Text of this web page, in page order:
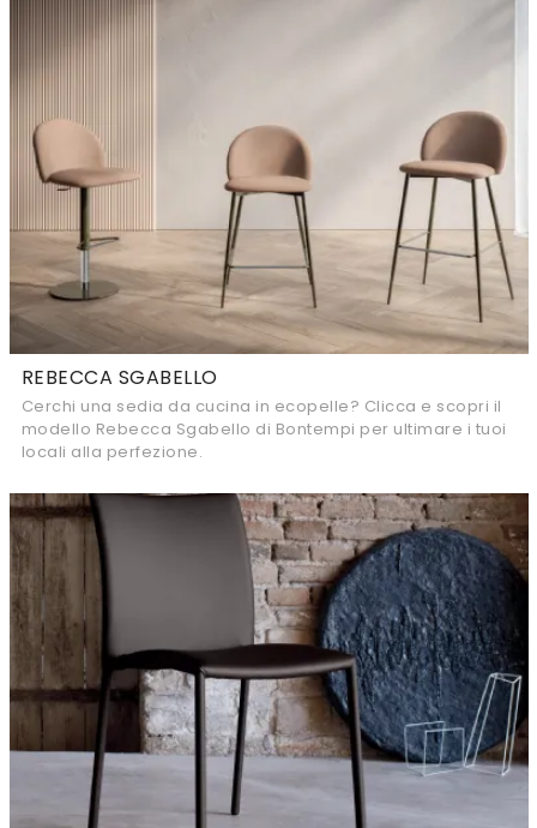
REBECCA SGABELLO
Cerchi una sedia da cucina in ecopelle? Clicca e scopri il
modello Rebecca Sgabello di Bontempi per ultimare i tuoi
locali alla perfezione.